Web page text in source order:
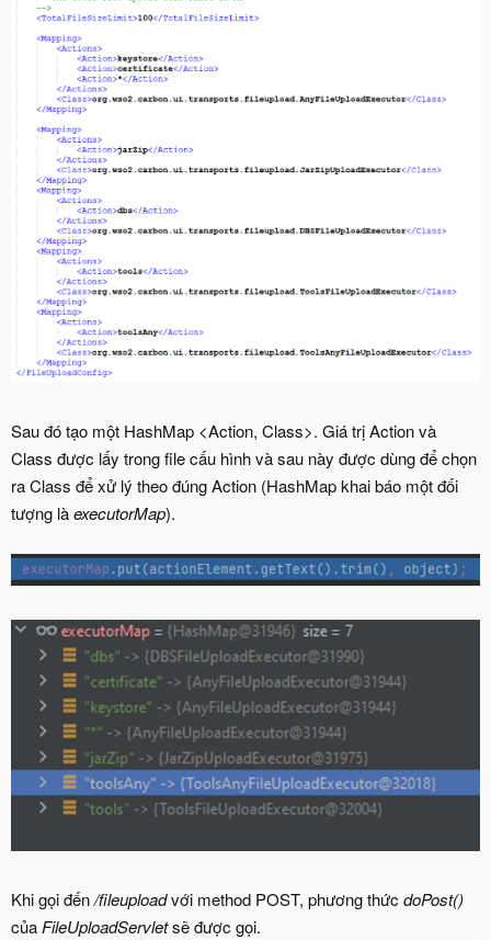
Sau đó tạo một HashMap <Action, Class>. Giá trị Action và
Class được lấy trong file cấu hình và sau này được dùng để chọn
ra Class để xử lý theo đúng Action (HashMap khai báo một đối
tượng làexecutorMap).
Khi gọi đến/fileuploadvới method POST, phương thức doPost()
củaFileUploadServletsẽ được gọi.